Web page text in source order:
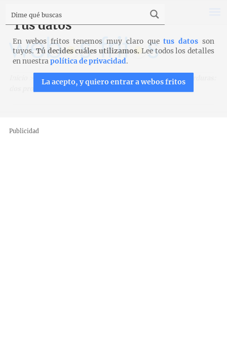
Recetas Verduras y legumbres
Menestra de verduras:
Publicidad
Tus datos
En webos fritos tenemos muy claro quetus datos son
tuyos. Tú decides cuáles utilizamos. Lee todos los detalles
en nuestrapolítica de privacidad.
La acepto, y quiero entrar a webos fritos